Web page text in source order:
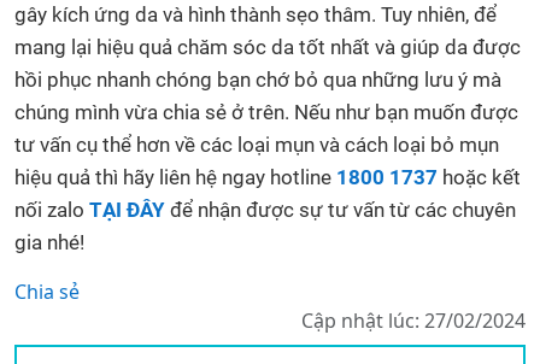
gây kích ứng da và hình thành sẹo thâm. Tuy nhiên, để
mang lại hiệu quả chăm sóc da tốt nhất và giúp da được
hồi phục nhanh chóng bạn chớ bỏ qua những lưu ý mà
chúng mình vừa chia sẻ ở trên. Nếu như bạn muốn được
tư vấn cụ thể hơn về các loại mụn và cách loại bỏ mụn
hiệu quả thì hãy liên hệ ngay hotline 1800 1737 hoặc kết
nối zalo TẠI ĐÂY để nhận được sự tư vấn từ các chuyên
gia nhé!
Chia sẻ
Cập nhật lúc: 27/02/2024